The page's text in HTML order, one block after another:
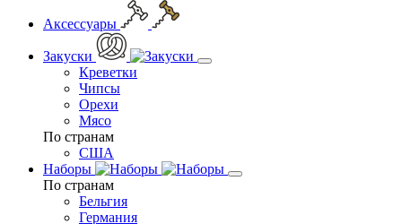
Аксессуары
Закуски
Креветки
Чипсы
Орехи
Мясо
По странам
США
Наборы
По странам
Бельгия
Германия